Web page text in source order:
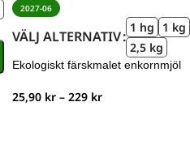
2027-06
VÄLJ ALTERNATIV
1 hg
1 kg
2,5 kg
Ekologiskt färskmalet enkornmjöl
25,90 kr – 229 kr